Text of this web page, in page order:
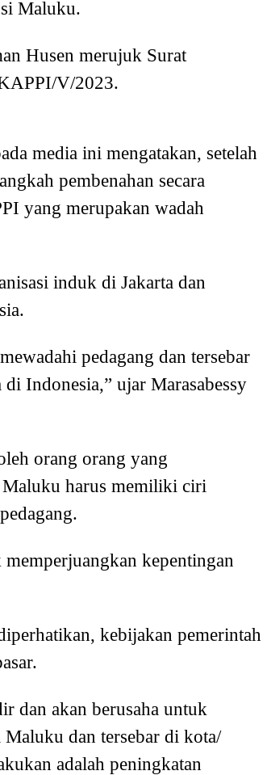
Maluku.
Husen merujuk Surat
V/2023.
media ini mengatakan, setelah
pembenahan secara
yang merupakan wadah
induk di Jakarta dan
pedagang dan tersebar
Indonesia,” ujar Marasabessy
orang orang yang
harus memiliki ciri
kepentingan
kebijakan pemerintah
dan akan berusaha untuk
dan tersebar di kota/
adalah peningkatan